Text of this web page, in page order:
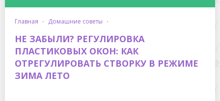
главная · домашние советы ·
НЕ ЗАБЫЛИ? РЕГУЛИРОВКА
ПЛАСТИКОВЫХ ОКОН: КАК
ОТРЕГУЛИРОВАТЬ СТВОРКУ В РЕЖИМЕ
ЗИМА ЛЕТО